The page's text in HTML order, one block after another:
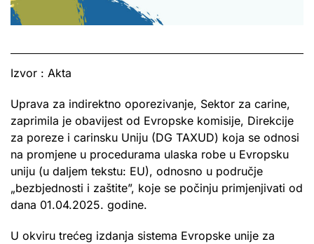
Izvor : Akta
Uprava za indirektno oporezivanje, Sektor za carine,
zaprimila je obavijest od Evropske komisije, Direkcije
za poreze i carinsku Uniju (DG TAXUD) koja se odnosi
na promjene u procedurama ulaska robe u Evropsku
uniju (u daljem tekstu: EU), odnosno u područje
„bezbjednosti i zaštite”, koje se počinju primjenjivati od
dana 01.04.2025. godine.
U okviru trećeg izdanja sistema Evropske unije za